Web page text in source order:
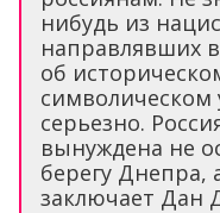
нибудь из
направлявших
об
символическом
серьезно.
вынуждена не
берегу Днепра,
заключает Дан